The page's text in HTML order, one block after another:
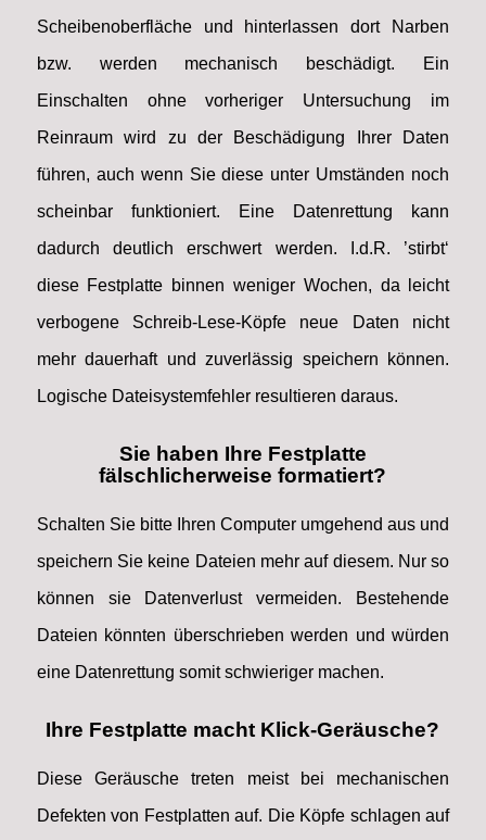
Scheibenoberfläche und hinterlassen dort Narben
bzw. werden mechanisch beschädigt. Ein
Einschalten ohne vorheriger Untersuchung im
Reinraum wird zu der Beschädigung Ihrer Daten
führen, auch wenn Sie diese unter Umständen noch
scheinbar funktioniert. Eine Datenrettung kann
dadurch deutlich erschwert werden. I.d.R. ’stirbt‘
diese Festplatte binnen weniger Wochen, da leicht
verbogene Schreib-Lese-Köpfe neue Daten nicht
mehr dauerhaft und zuverlässig speichern können.
Logische Dateisystemfehler resultieren daraus.
Sie haben Ihre Festplatte
fälschlicherweise formatiert?
Schalten Sie bitte Ihren Computer umgehend aus und
speichern Sie keine Dateien mehr auf diesem. Nur so
können sie Datenverlust vermeiden. Bestehende
Dateien könnten überschrieben werden und würden
eine Datenrettung somit schwieriger machen.
Ihre Festplatte macht Klick-Geräusche?
Diese Geräusche treten meist bei mechanischen
Defekten von Festplatten auf. Die Köpfe schlagen auf